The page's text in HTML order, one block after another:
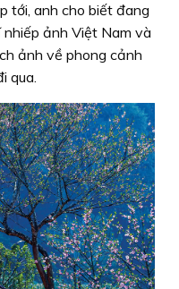
tới, anh cho biết đang
ảnh Việt Nam và
ảnh về phong cảnh
qua.